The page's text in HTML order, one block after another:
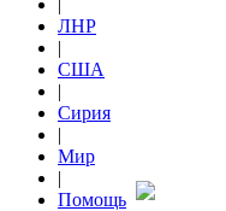
|
ЛНР
|
США
|
Сирия
|
Мир
|
Помощь